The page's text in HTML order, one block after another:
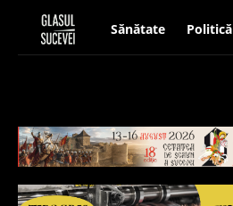
Sănătate Politică